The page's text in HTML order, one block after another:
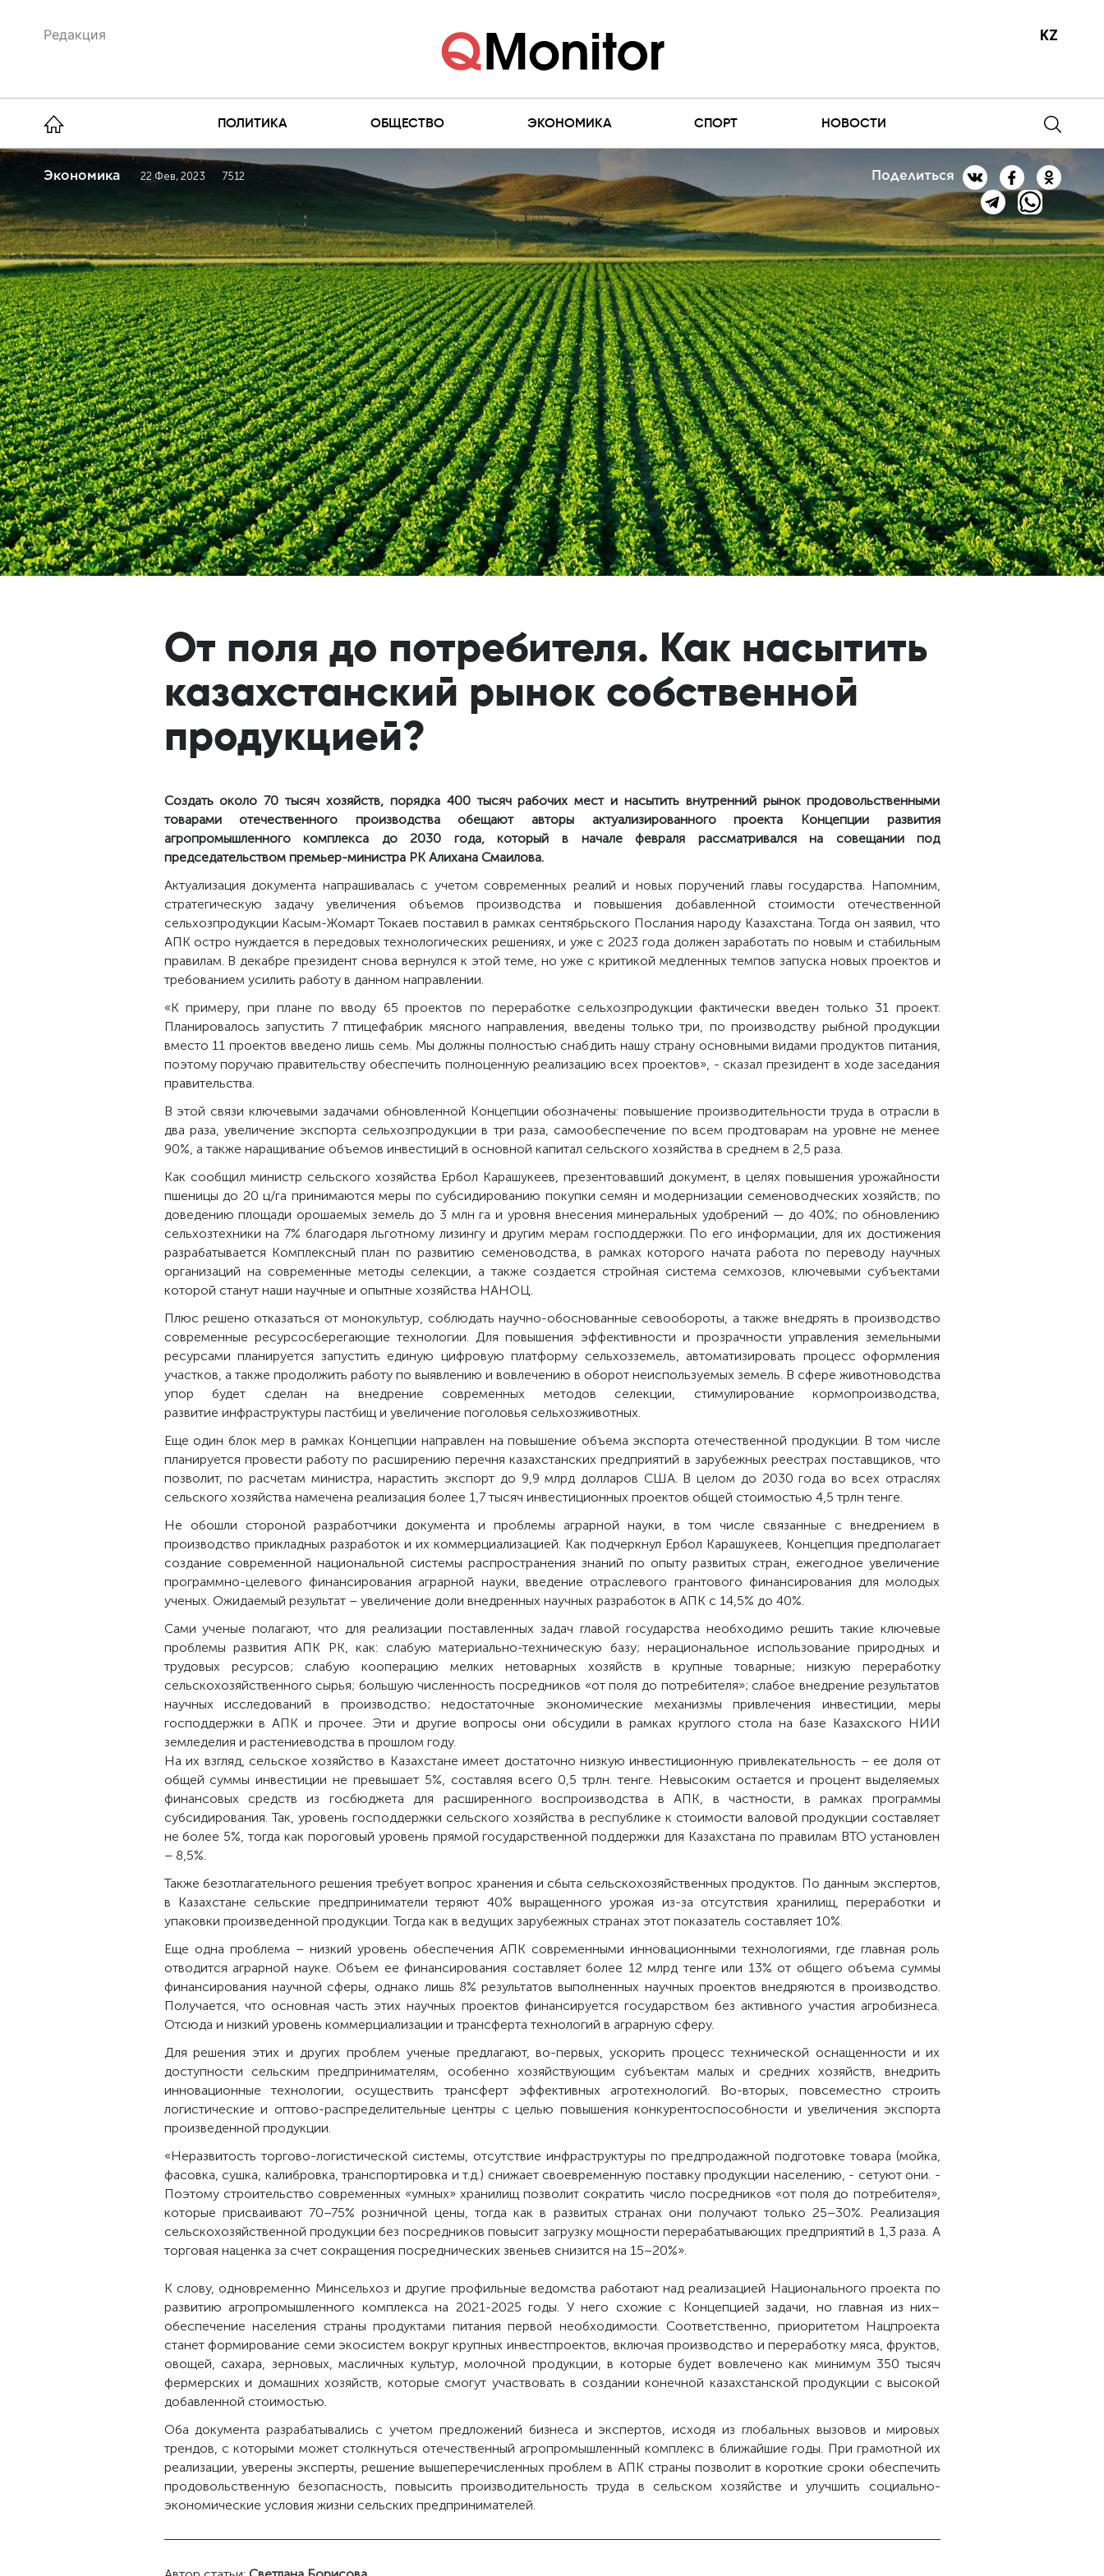
Редакция KZ
ПОЛИТИКА ОБЩЕСТВО ЭКОНОМИКА СПОРТ НОВОСТИ
Экономика 22 Фев, 2023 7512 Поделиться
От поля до потребителя. Как насытить
казахстанский рынок собственной
продукцией?
Создать около 70 тысяч хозяйств, порядка 400 тысяч рабочих мест и насытить внутренний рынок продовольственными
товарами отечественного производства обещают авторы актуализированного проекта Концепции развития
агропромышленного комплекса до 2030 года, который в начале февраля рассматривался на совещании под
председательством премьер-министра РК Алихана Смаилова.
Актуализация документа напрашивалась с учетом современных реалий и новых поручений главы государства. Напомним,
стратегическую задачу увеличения объемов производства и повышения добавленной стоимости отечественной
сельхозпродукции Касым-Жомарт Токаев поставил в рамках сентябрьского Послания народу Казахстана. Тогда он заявил, что
АПК остро нуждается в передовых технологических решениях, и уже с 2023 года должен заработать по новым и стабильным
правилам. В декабре президент снова вернулся к этой теме, но уже с критикой медленных темпов запуска новых проектов и
требованием усилить работу в данном направлении.
«К примеру, при плане по вводу 65 проектов по переработке сельхозпродукции фактически введен только 31 проект.
Планировалось запустить 7 птицефабрик мясного направления, введены только три, по производству рыбной продукции
вместо 11 проектов введено лишь семь. Мы должны полностью снабдить нашу страну основными видами продуктов питания,
поэтому поручаю правительству обеспечить полноценную реализацию всех проектов», - сказал президент в ходе заседания
правительства.
В этой связи ключевыми задачами обновленной Концепции обозначены: повышение производительности труда в отрасли в
два раза, увеличение экспорта сельхозпродукции в три раза, самообеспечение по всем продтоварам на уровне не менее
90%, а также наращивание объемов инвестиций в основной капитал сельского хозяйства в среднем в 2,5 раза.
Как сообщил министр сельского хозяйства Ербол Карашукеев, презентовавший документ, в целях повышения урожайности
пшеницы до 20 ц/га принимаются меры по субсидированию покупки семян и модернизации семеноводческих хозяйств; по
доведению площади орошаемых земель до 3 млн га и уровня внесения минеральных удобрений — до 40%; по обновлению
сельхозтехники на 7% благодаря льготному лизингу и другим мерам господдержки. По его информации, для их достижения
разрабатывается Комплексный план по развитию семеноводства, в рамках которого начата работа по переводу научных
организаций на современные методы селекции, а также создается стройная система семхозов, ключевыми субъектами
которой станут наши научные и опытные хозяйства НАНОЦ.
Плюс решено отказаться от монокультур, соблюдать научно-обоснованные севообороты, а также внедрять в производство
современные ресурсосберегающие технологии. Для повышения эффективности и прозрачности управления земельными
ресурсами планируется запустить единую цифровую платформу сельхозземель, автоматизировать процесс оформления
участков, а также продолжить работу по выявлению и вовлечению в оборот неиспользуемых земель. В сфере животноводства
упор будет сделан на внедрение современных методов селекции, стимулирование кормопроизводства,
развитие инфраструктуры пастбищ и увеличение поголовья сельхозживотных.
Еще один блок мер в рамках Концепции направлен на повышение объема экспорта отечественной продукции. В том числе
планируется провести работу по расширению перечня казахстанских предприятий в зарубежных реестрах поставщиков, что
позволит, по расчетам министра, нарастить экспорт до 9,9 млрд долларов США. В целом до 2030 года во всех отраслях
сельского хозяйства намечена реализация более 1,7 тысяч инвестиционных проектов общей стоимостью 4,5 трлн тенге.
Не обошли стороной разработчики документа и проблемы аграрной науки, в том числе связанные с внедрением в
производство прикладных разработок и их коммерциализацией. Как подчеркнул Ербол Карашукеев, Концепция предполагает
создание современной национальной системы распространения знаний по опыту развитых стран, ежегодное увеличение
программно-целевого финансирования аграрной науки, введение отраслевого грантового финансирования для молодых
ученых. Ожидаемый результат – увеличение доли внедренных научных разработок в АПК с 14,5% до 40%.
Сами ученые полагают, что для реализации поставленных задач главой государства необходимо решить такие ключевые
проблемы развития АПК РК, как: слабую материально-техническую базу; нерациональное использование природных и
трудовых ресурсов; слабую кооперацию мелких нетоварных хозяйств в крупные товарные; низкую переработку
сельскохозяйственного сырья; большую численность посредников «от поля до потребителя»; слабое внедрение результатов
научных исследований в производство; недостаточные экономические механизмы привлечения инвестиции, меры
господдержки в АПК и прочее. Эти и другие вопросы они обсудили в рамках круглого стола на базе Казахского НИИ
земледелия и растениеводства в прошлом году.
На их взгляд, сельское хозяйство в Казахстане имеет достаточно низкую инвестиционную привлекательность – ее доля от
общей суммы инвестиции не превышает 5%, составляя всего 0,5 трлн. тенге. Невысоким остается и процент выделяемых
финансовых средств из госбюджета для расширенного воспроизводства в АПК, в частности, в рамках программы
субсидирования. Так, уровень господдержки сельского хозяйства в республике к стоимости валовой продукции составляет
не более 5%, тогда как пороговый уровень прямой государственной поддержки для Казахстана по правилам ВТО установлен
– 8,5%.
Также безотлагательного решения требует вопрос хранения и сбыта сельскохозяйственных продуктов. По данным экспертов,
в Казахстане сельские предприниматели теряют 40% выращенного урожая из-за отсутствия хранилищ, переработки и
упаковки произведенной продукции. Тогда как в ведущих зарубежных странах этот показатель составляет 10%.
Еще одна проблема – низкий уровень обеспечения АПК современными инновационными технологиями, где главная роль
отводится аграрной науке. Объем ее финансирования составляет более 12 млрд тенге или 13% от общего объема суммы
финансирования научной сферы, однако лишь 8% результатов выполненных научных проектов внедряются в производство.
Получается, что основная часть этих научных проектов финансируется государством без активного участия агробизнеса.
Отсюда и низкий уровень коммерциализации и трансферта технологий в аграрную сферу.
Для решения этих и других проблем ученые предлагают, во-первых, ускорить процесс технической оснащенности и их
доступности сельским предпринимателям, особенно хозяйствующим субъектам малых и средних хозяйств, внедрить
инновационные технологии, осуществить трансферт эффективных агротехнологий. Во-вторых, повсеместно строить
логистические и оптово-распределительные центры с целью повышения конкурентоспособности и увеличения экспорта
произведенной продукции.
«Неразвитость торгово-логистической системы, отсутствие инфраструктуры по предпродажной подготовке товара (мойка,
фасовка, сушка, калибровка, транспортировка и т.д.) снижает своевременную поставку продукции населению, - сетуют они. -
Поэтому строительство современных «умных» хранилищ позволит сократить число посредников «от поля до потребителя»,
которые присваивают 70–75% розничной цены, тогда как в развитых странах они получают только 25–30%. Реализация
сельскохозяйственной продукции без посредников повысит загрузку мощности перерабатывающих предприятий в 1,3 раза. А
торговая наценка за счет сокращения посреднических звеньев снизится на 15–20%».
К слову, одновременно Минсельхоз и другие профильные ведомства работают над реализацией Национального проекта по
развитию агропромышленного комплекса на 2021-2025 годы. У него схожие с Концепцией задачи, но главная из них–
обеспечение населения страны продуктами питания первой необходимости. Соответственно, приоритетом Нацпроекта
станет формирование семи экосистем вокруг крупных инвестпроектов, включая производство и переработку мяса, фруктов,
овощей, сахара, зерновых, масличных культур, молочной продукции, в которые будет вовлечено как минимум 350 тысяч
фермерских и домашних хозяйств, которые смогут участвовать в создании конечной казахстанской продукции с высокой
добавленной стоимостью.
Оба документа разрабатывались с учетом предложений бизнеса и экспертов, исходя из глобальных вызовов и мировых
трендов, с которыми может столкнуться отечественный агропромышленный комплекс в ближайшие годы. При грамотной их
реализации, уверены эксперты, решение вышеперечисленных проблем в АПК страны позволит в короткие сроки обеспечить
продовольственную безопасность, повысить производительность труда в сельском хозяйстве и улучшить социально-
экономические условия жизни сельских предпринимателей.